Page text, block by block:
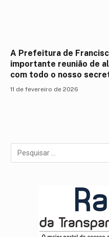
A Prefeitura de
importante reunião de
com todo o nosso
11 de fevereiro de 2026